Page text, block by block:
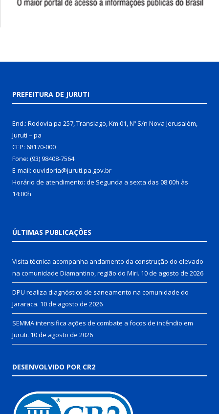
PREFEITURA DE JURUTI
End.: Rodovia pa 257, Translago, Km 01, Nº S/n Nova Jerusalém,
Juruti – pa
CEP: 68170-000
Fone: (93) 98408-7564
E-mail: ouvidoria@juruti.pa.gov.br
Horário de atendimento: de Segunda a sexta das 08:00h às
14:00h
ÚLTIMAS PUBLICAÇÕES
Visita técnica acompanha andamento da construção do elevado
na comunidade Diamantino, região do Miri. 10 de agosto de 2026
DPU realiza diagnóstico de saneamento na comunidade do
Jararaca. 10 de agosto de 2026
SEMMA intensifica ações de combate a focos de incêndio em
Juruti. 10 de agosto de 2026
DESENVOLVIDO POR CR2